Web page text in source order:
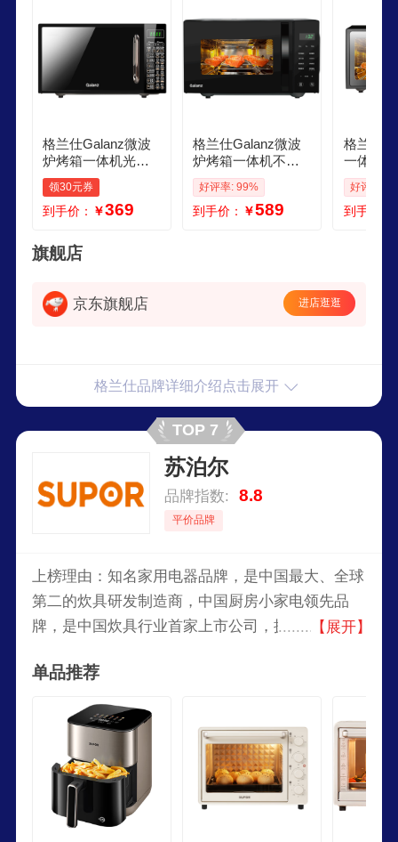
具影响力的龙头企业之一。
格兰仕Galanz微波
炉烤箱一体机光波2
0L家用700W节能平
板易清洁智能菜单
多功能小型烧烤解
领30元券
到手价： ￥369
格兰仕Galanz微波
炉烤箱一体机不锈
钢内胆23升800瓦速
热营养解冻智能微
烤一体机C2S2
好评率: 99%
到手价： ￥589
格兰仕
一体机
钢内胆
单20升
好评率:
到手价：
旗舰店
京东旗舰店 进店逛逛
格兰仕品牌详细介绍点击展开
TOP 7
苏泊尔
品牌指数: 8.8
平价品牌
上榜理由：知名家用电器品牌，是中国最大、全球
第二的炊具研发制造商，中国厨房小家电领先品
牌，是中国炊具行业首家上市公司，拥有明火炊
产品线，全面满足厨房生活需求。旗下生产的炊具
及生活家电产品销往全球41个国家和地区。目前属
于法国SEB集团。
【展开】
单品推荐